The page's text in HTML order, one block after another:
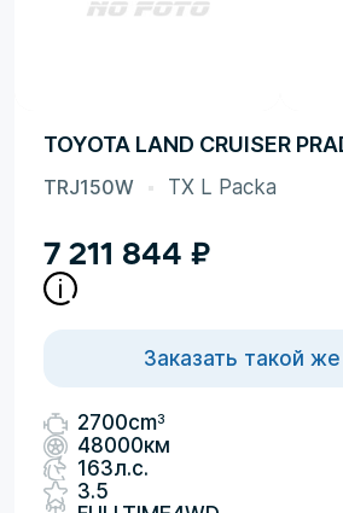
TOYOTA LAND CRUISER
TRJ150W TX L Packa
7 211 844 ₽
Заказать такой же
2700cm3
48000км
163л.с.
3.5